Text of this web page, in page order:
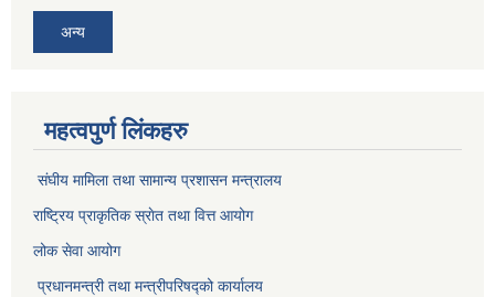
अन्य
महत्वपुर्ण लिंकहरु
संघीय मामिला तथा सामान्य प्रशासन मन्त्रालय
राष्ट्रिय प्राकृतिक स्राेत तथा वित्त आयोग
लोक सेवा आयोग
प्रधानमन्त्री तथा मन्त्रीपरिषद्को कार्यालय